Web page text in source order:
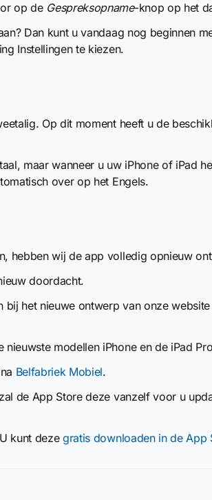
op de Gespreksopname-knop op het
Dan kunt u vandaag nog beginnen
Instellingen te kiezen.
Op dit moment heeft u de
maar wanneer u uw iPhone of iPad
over op het Engels.
hebben wij de app volledig opnieuw
doordacht.
bij het nieuwe ontwerp van onze
modellen iPhone en de iPad
Belfabriek Mobiel.
de App Store deze vanzelf voor u
kunt dezegratis downloaden in de App